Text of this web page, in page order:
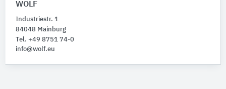
WOLF
Industriestr. 1
84048 Mainburg
Tel. +49 8751 74-0
info@wolf.eu